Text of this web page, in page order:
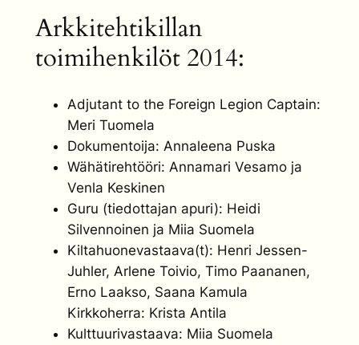
Arkkitehtikillan
toimihenkilöt 2014:
Adjutant to the Foreign Legion Captain:
Meri Tuomela
Dokumentoija: Annaleena Puska
Wähätirehtööri: Annamari Vesamo ja
Venla Keskinen
Guru (tiedottajan apuri): Heidi
Silvennoinen ja Miia Suomela
Kiltahuonevastaava(t): Henri Jessen-
Juhler, Arlene Toivio, Timo Paananen,
Erno Laakso, Saana Kamula
Kirkkoherra: Krista Antila
Kulttuurivastaava: Miia Suomela